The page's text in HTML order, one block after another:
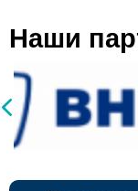
Наши